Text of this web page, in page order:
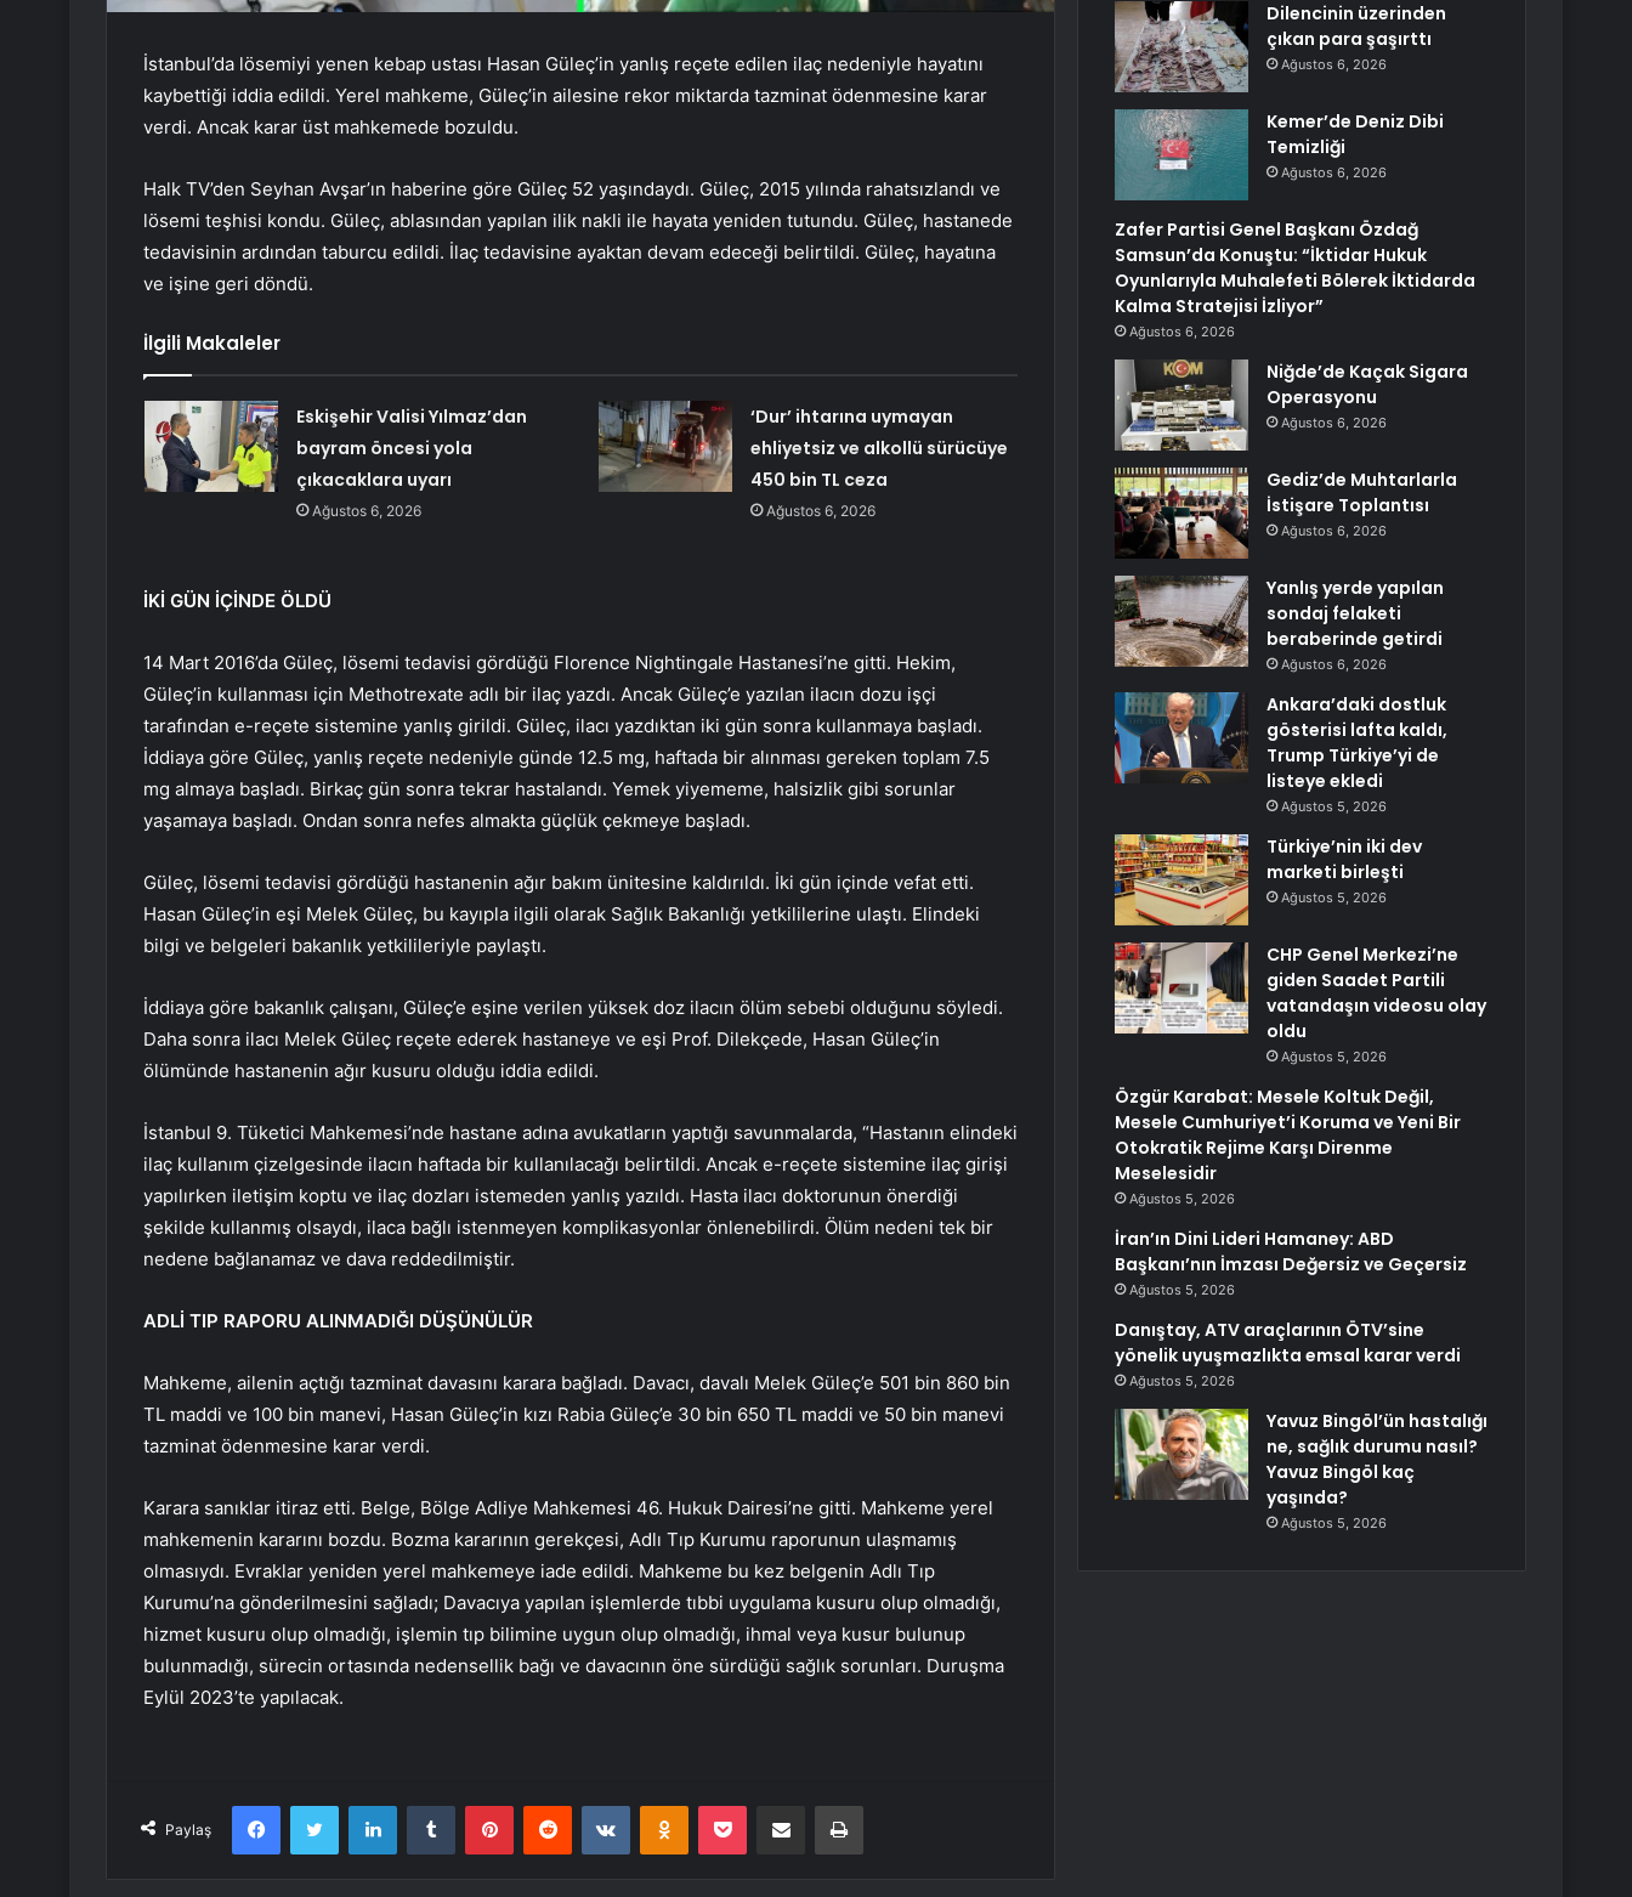
İstanbul’da lösemiyi yenen kebap ustası Hasan Güleç’in yanlış reçete edilen ilaç nedeniyle hayatını
kaybettiği iddia edildi. Yerel mahkeme, Güleç’in ailesine rekor miktarda tazminat ödenmesine karar
verdi. Ancak karar üst mahkemede bozuldu.
Halk TV’den Seyhan Avşar’ın haberine göre Güleç 52 yaşındaydı. Güleç, 2015 yılında rahatsızlandı ve
lösemi teşhisi kondu. Güleç, ablasından yapılan ilik nakli ile hayata yeniden tutundu. Güleç, hastanede
tedavisinin ardından taburcu edildi. İlaç tedavisine ayaktan devam edeceği belirtildi. Güleç, hayatına
ve işine geri döndü.
İlgili Makaleler
Eskişehir Valisi Yılmaz’dan
bayram öncesi yola
çıkacaklara uyarı
Ağustos 6, 2026
‘Dur’ ihtarına uymayan
ehliyetsiz ve alkollü sürücüye
450 bin TL ceza
Ağustos 6, 2026
İKİ GÜN İÇİNDE ÖLDÜ
14 Mart 2016’da Güleç, lösemi tedavisi gördüğü Florence Nightingale Hastanesi’ne gitti. Hekim,
Güleç’in kullanması için Methotrexate adlı bir ilaç yazdı. Ancak Güleç’e yazılan ilacın dozu işçi
tarafından e-reçete sistemine yanlış girildi. Güleç, ilacı yazdıktan iki gün sonra kullanmaya başladı.
İddiaya göre Güleç, yanlış reçete nedeniyle günde 12.5 mg, haftada bir alınması gereken toplam 7.5
mg almaya başladı. Birkaç gün sonra tekrar hastalandı. Yemek yiyememe, halsizlik gibi sorunlar
yaşamaya başladı. Ondan sonra nefes almakta güçlük çekmeye başladı.
Güleç, lösemi tedavisi gördüğü hastanenin ağır bakım ünitesine kaldırıldı. İki gün içinde vefat etti.
Hasan Güleç’in eşi Melek Güleç, bu kayıpla ilgili olarak Sağlık Bakanlığı yetkililerine ulaştı. Elindeki
bilgi ve belgeleri bakanlık yetkilileriyle paylaştı.
İddiaya göre bakanlık çalışanı, Güleç’e eşine verilen yüksek doz ilacın ölüm sebebi olduğunu söyledi.
Daha sonra ilacı Melek Güleç reçete ederek hastaneye ve eşi Prof. Dilekçede, Hasan Güleç’in
ölümünde hastanenin ağır kusuru olduğu iddia edildi.
İstanbul 9. Tüketici Mahkemesi’nde hastane adına avukatların yaptığı savunmalarda, “Hastanın elindeki
ilaç kullanım çizelgesinde ilacın haftada bir kullanılacağı belirtildi. Ancak e-reçete sistemine ilaç girişi
yapılırken iletişim koptu ve ilaç dozları istemeden yanlış yazıldı. Hasta ilacı doktorunun önerdiği
şekilde kullanmış olsaydı, ilaca bağlı istenmeyen komplikasyonlar önlenebilirdi. Ölüm nedeni tek bir
nedene bağlanamaz ve dava reddedilmiştir.
ADLİ TIP RAPORU ALINMADIĞI DÜŞÜNÜLÜR
Mahkeme, ailenin açtığı tazminat davasını karara bağladı. Davacı, davalı Melek Güleç’e 501 bin 860 bin
TL maddi ve 100 bin manevi, Hasan Güleç’in kızı Rabia Güleç’e 30 bin 650 TL maddi ve 50 bin manevi
tazminat ödenmesine karar verdi.
Karara sanıklar itiraz etti. Belge, Bölge Adliye Mahkemesi 46. Hukuk Dairesi’ne gitti. Mahkeme yerel
mahkemenin kararını bozdu. Bozma kararının gerekçesi, Adlı Tıp Kurumu raporunun ulaşmamış
olmasıydı. Evraklar yeniden yerel mahkemeye iade edildi. Mahkeme bu kez belgenin Adlı Tıp
Kurumu’na gönderilmesini sağladı; Davacıya yapılan işlemlerde tıbbi uygulama kusuru olup olmadığı,
hizmet kusuru olup olmadığı, işlemin tıp bilimine uygun olup olmadığı, ihmal veya kusur bulunup
bulunmadığı, sürecin ortasında nedensellik bağı ve davacının öne sürdüğü sağlık sorunları. Duruşma
Eylül 2023’te yapılacak.
Paylaş
FacebookTwitter LinkedInTumblr PinterestReddit VKontakteOdnoklassniki
Pocket E-Posta ile paylaş Yazdır
Dilencinin üzerinden
çıkan para şaşırttı
Ağustos 6, 2026
Kemer’de Deniz Dibi
Temizliği
Ağustos 6, 2026
Zafer Partisi Genel Başkanı Özdağ
Samsun’da Konuştu: “İktidar Hukuk
Oyunlarıyla Muhalefeti Bölerek İktidarda
Kalma Stratejisi İzliyor”
Ağustos 6, 2026
Niğde’de Kaçak Sigara
Operasyonu
Ağustos 6, 2026
Gediz’de Muhtarlarla
İstişare Toplantısı
Ağustos 6, 2026
Yanlış yerde yapılan
sondaj felaketi
beraberinde getirdi
Ağustos 6, 2026
Ankara’daki dostluk
gösterisi lafta kaldı,
Trump Türkiye’yi de
listeye ekledi
Ağustos 5, 2026
Türkiye’nin iki dev
marketi birleşti
Ağustos 5, 2026
CHP Genel Merkezi’ne
giden Saadet Partili
vatandaşın videosu olay
oldu
Ağustos 5, 2026
Özgür Karabat: Mesele Koltuk Değil,
Mesele Cumhuriyet’i Koruma ve Yeni Bir
Otokratik Rejime Karşı Direnme
Meselesidir
Ağustos 5, 2026
İran’ın Dini Lideri Hamaney: ABD
Başkanı’nın İmzası Değersiz ve Geçersiz
Ağustos 5, 2026
Danıştay, ATV araçlarının ÖTV’sine
yönelik uyuşmazlıkta emsal karar verdi
Ağustos 5, 2026
Yavuz Bingöl’ün hastalığı
ne, sağlık durumu nasıl?
Yavuz Bingöl kaç
yaşında?
Ağustos 5, 2026